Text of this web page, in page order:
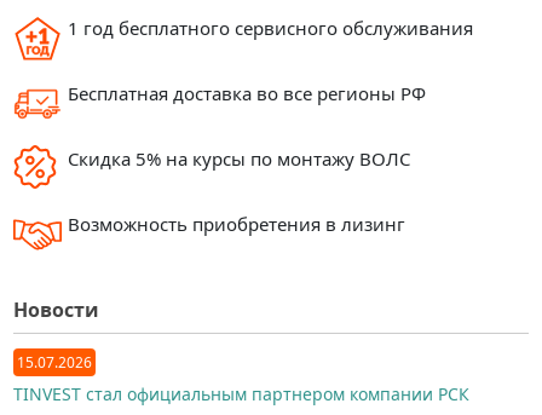
1 год бесплатного сервисного обслуживания
Бесплатная доставка во все регионы РФ
Скидка 5% на курсы по монтажу ВОЛС
Возможность приобретения в лизинг
Новости
15.07.2026
TINVEST стал официальным партнером компании РСК